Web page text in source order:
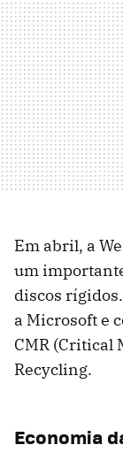
Em abril, a
um
discos
a Microsoft e
CMR (Critical
Recycling.
Economia